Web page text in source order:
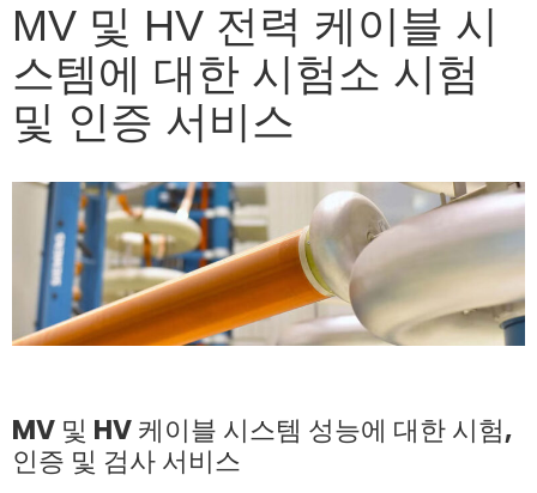
MV 및 HV 전력 케이블 시
스템에 대한 시험소 시험
및 인증 서비스
MV 및 HV 케이블 시스템 성능에 대한 시험,
인증 및 검사 서비스